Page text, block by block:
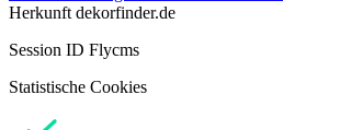
Herkunft dekorfinder.de
Session ID Flycms
Statistische Cookies